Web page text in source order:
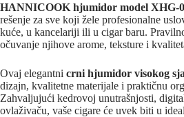
HANNICOOK hjumidor model XHG-
rešenje za sve koji žele profesionalne
kuće, u kancelariji ili u cigar baru.
očuvanje njihove arome, teksture i
Ovaj elegantni crni hjumidor visokog
dizajn, kvalitetne materijale i praktičnu
Zahvaljujući kedrovoj unutrašnjosti,
ovlaživaču, vaše cigare će uvek biti u